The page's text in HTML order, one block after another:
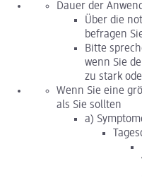
Dauer der
Über die
befragen
Bitte
wenn Sie
zu stark
Wenn Sie eine
als Sie sollten
a)